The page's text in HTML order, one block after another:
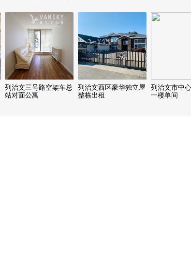
中带静
列治文三号路空架车总
站对面公寓
列治文西区豪华独立屋
整栋出租
列治文市中
一楼单间